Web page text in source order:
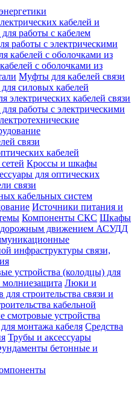
кабелей и
работы с кабелем
работы с электрическими
кабелей с оболочками из
с оболочками из
Муфты для кабелей связи
силовых кабелей
электрических кабелей связи
работы с электрическими
связи
кабелей
Кроссы и шкафы
для оптических
связи
кабельных систем
Источники питания и
Компоненты СКС Шкафы
дорожным движением АСУДД
инфраструктуры связи,
устройства (колодцы) для
молниезащита Люки и
строительства связи и
кабельной
смотровые устройства
монтажа кабеля Средства
Трубы и аксессуары
бетонные и